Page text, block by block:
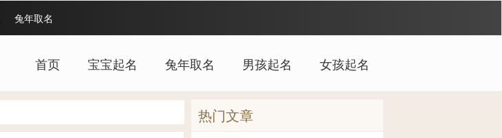
兔年取名
首页 宝宝起名 兔年取名 男孩起名 女孩起名
热门文章